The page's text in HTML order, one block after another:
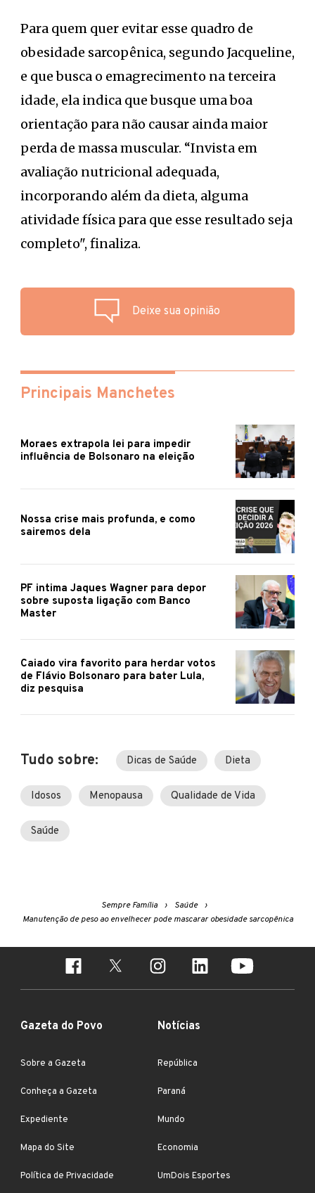
Para quem quer evitar esse quadro de
obesidade sarcopênica, segundo Jacqueline,
e que busca o emagrecimento na terceira
idade, ela indica que busque uma boa
orientação para não causar ainda maior
perda de massa muscular. “Invista em
avaliação nutricional adequada,
incorporando além da dieta, alguma
atividade física para que esse resultado seja
completo", finaliza.
Deixe sua opinião
Principais Manchetes
Moraes extrapola lei para impedir
influência de Bolsonaro na eleição
Nossa crise mais profunda, e como
sairemos dela
PF intima Jaques Wagner para depor
sobre suposta ligação com Banco
Master
Caiado vira favorito para herdar votos
de Flávio Bolsonaro para bater Lula,
diz pesquisa
Tudo sobre: Dicas de Saúde Dieta
Idosos Menopausa Qualidade de Vida
Saúde
Sempre Família
Saúde
Manutenção de peso ao envelhecer pode mascarar obesidade sarcopênica
Gazeta do Povo
Sobre a Gazeta
Conheça a Gazeta
Expediente
Mapa do Site
Política de Privacidade
Notícias
República
Paraná
Mundo
Economia
UmDois Esportes